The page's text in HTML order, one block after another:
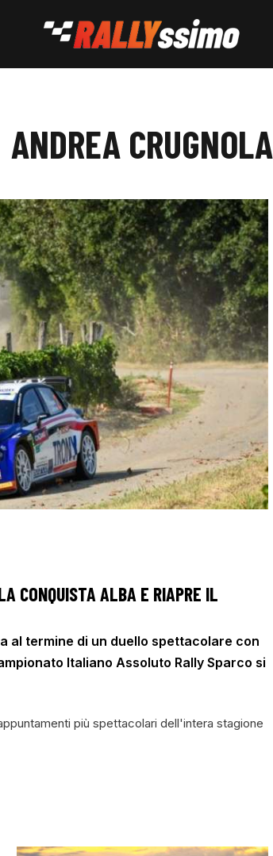
ANDREA CRUGNOLA
CONQUISTA ALBA E RIAPRE IL
al termine di un duello spettacolare con
Italiano Assoluto Rally Sparco si
più spettacolari dell'intera stagione